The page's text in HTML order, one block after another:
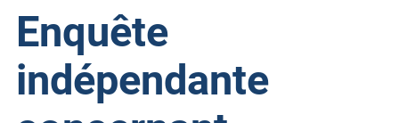
Enquête
indépendante